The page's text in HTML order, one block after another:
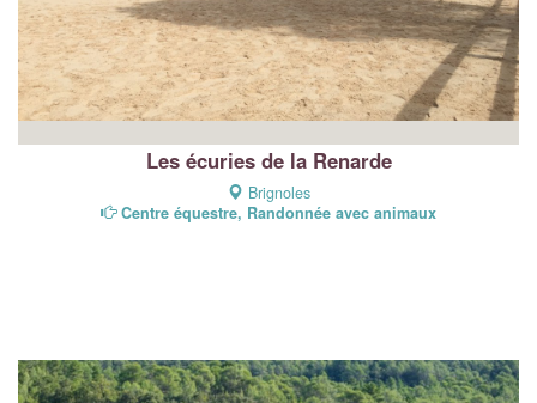
Les écuries de la Renarde
Brignoles
Centre équestre, Randonnée avec animaux